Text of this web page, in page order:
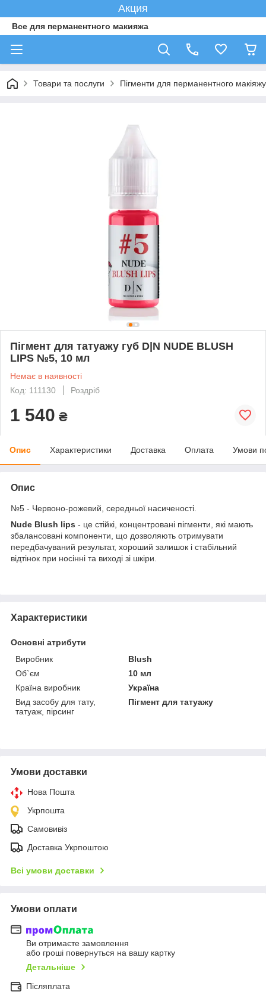
Акция
Все для перманентного макияжа
Товари та послуги Пігменти для перманентного макіяжу
Пігмент для татуажу губ D|N NUDE BLUSH
LIPS №5, 10 мл
Немає в наявності
Код: 111130
Роздріб
1 540 ₴
Опис Характеристики Доставка Оплата Умови
Опис
№5 - Червоно-рожевий, середньої насиченості.
Nude Blush lips - це стійкі, концентровані пігменти, які мають
збалансовані компоненти, що дозволяють отримувати
передбачуваний результат, хороший залишок і стабільний
відтінок при носінні та виході зі шкіри.
Характеристики
Основні атрибути
Виробник
Blush
Об`єм
10 мл
Країна виробник
Україна
Вид засобу для тату,
татуаж, пірсинг
Пігмент для татуажу
Умови доставки
Нова Пошта
Укрпошта
Самовивіз
Доставка Укрпоштою
Всі умови доставки
Умови оплати
Ви отримаєте замовлення
або гроші повернуться на вашу картку
Детальніше
Післяплата